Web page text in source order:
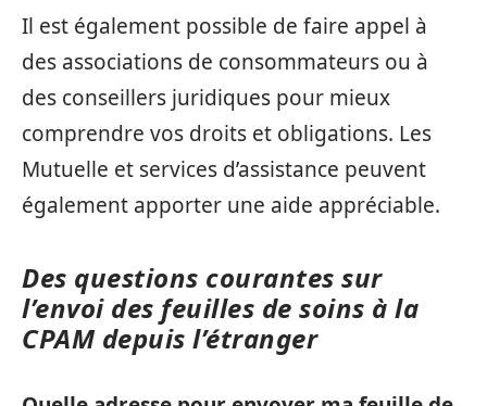
Il est également possible de faire appel à
des associations de consommateurs ou à
des conseillers juridiques pour mieux
comprendre vos droits et obligations. Les
Mutuelle et services d’assistance peuvent
également apporter une aide appréciable.
Des questions courantes sur
l’envoi des feuilles de soins à la
CPAM depuis l’étranger